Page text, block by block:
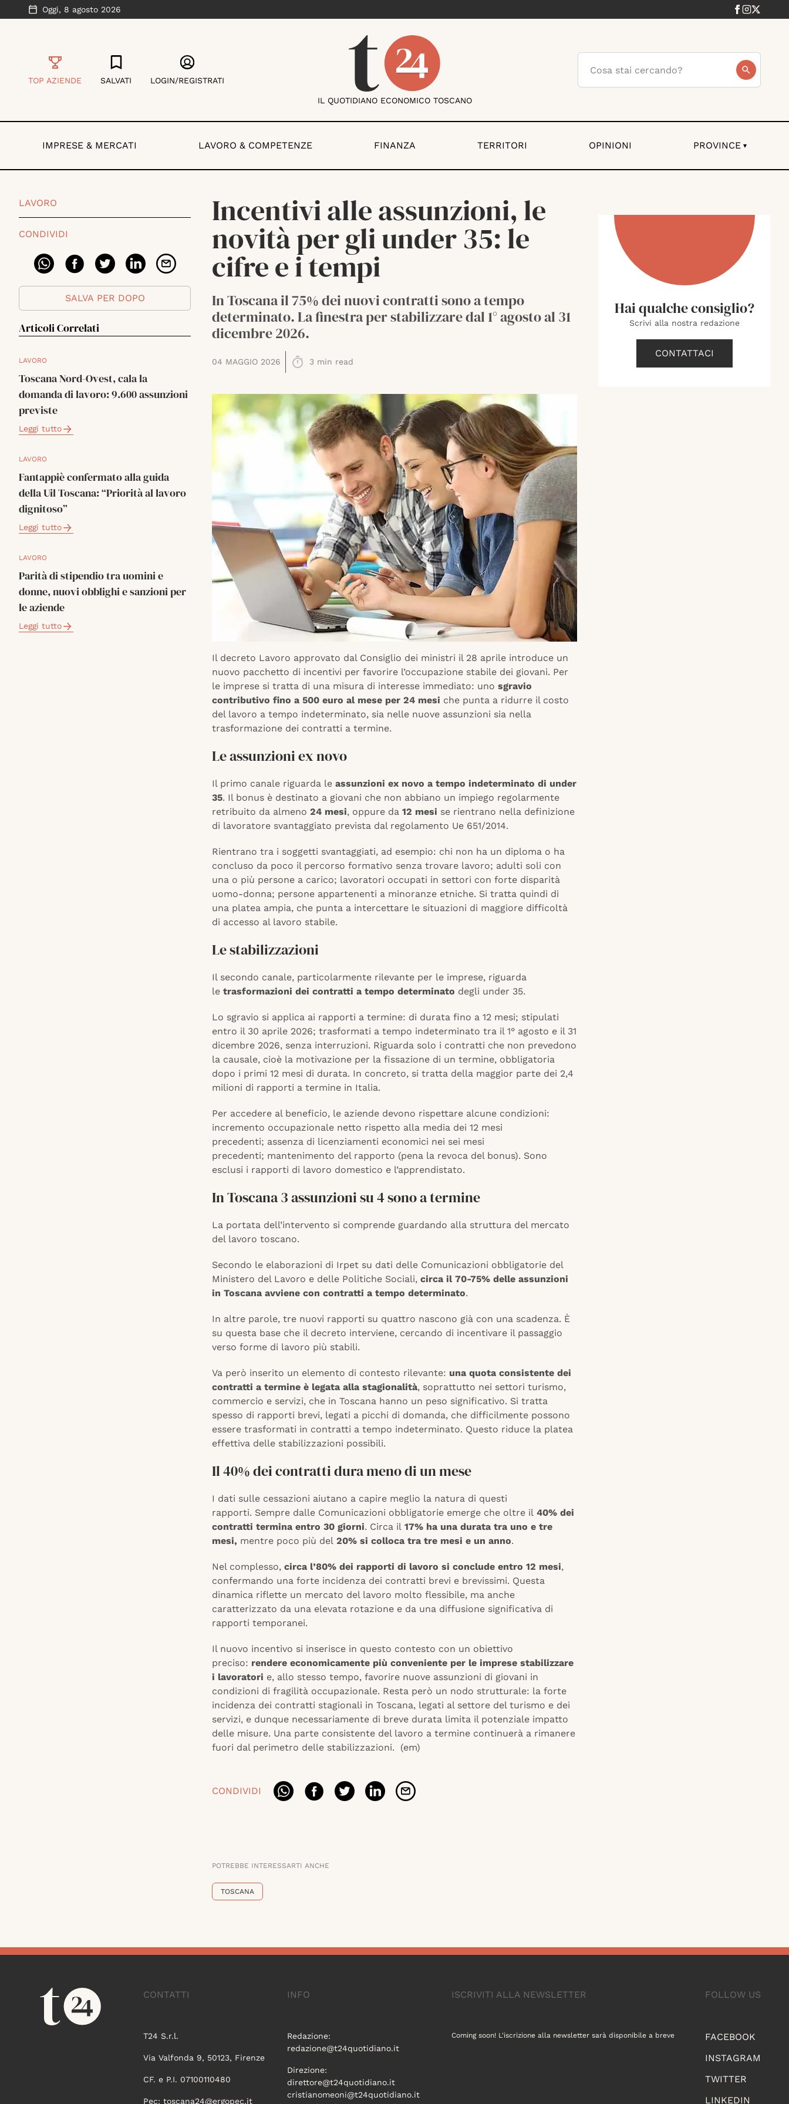
Oggi, 8 agosto 2026
TOP AZIENDE SALVATI LOGIN/REGISTRATI
IL QUOTIDIANO ECONOMICO TOSCANO
IMPRESE & MERCATI LAVORO & COMPETENZE FINANZA TERRITORI OPINIONI PROVINCE ▾
LAVORO
CONDIVIDI
SALVA PER DOPO
Articoli Correlati
LAVORO
Toscana Nord-Ovest, cala la
domanda di lavoro: 9.600 assunzioni
previste
Leggi tutto
LAVORO
Fantappiè confermato alla guida
della Uil Toscana: “Priorità al lavoro
dignitoso”
Leggi tutto
LAVORO
Parità di stipendio tra uomini e
donne, nuovi obblighi e sanzioni per
le aziende
Leggi tutto
Incentivi alle assunzioni, le
novità per gli under 35: le
cifre e i tempi
In Toscana il 75% dei nuovi contratti sono a tempo
determinato. La finestra per stabilizzare dal 1° agosto al 31
dicembre 2026.
04 MAGGIO 2026 3 min read
Il decreto Lavoro approvato dal Consiglio dei ministri il 28 aprile introduce un
nuovo pacchetto di incentivi per favorire l’occupazione stabile dei giovani. Per
le imprese si tratta di una misura di interesse immediato: uno sgravio
contributivo fino a 500 euro al mese per 24 mesi che punta a ridurre il costo
del lavoro a tempo indeterminato, sia nelle nuove assunzioni sia nella
trasformazione dei contratti a termine.
Le assunzioni ex novo
Il primo canale riguarda le assunzioni ex novo a tempo indeterminato di under
35. Il bonus è destinato a giovani che non abbiano un impiego regolarmente
retribuito da almeno 24 mesi, oppure da 12 mesi se rientrano nella definizione
di lavoratore svantaggiato prevista dal regolamento Ue 651/2014.
Rientrano tra i soggetti svantaggiati, ad esempio: chi non ha un diploma o ha
concluso da poco il percorso formativo senza trovare lavoro; adulti soli con
una o più persone a carico; lavoratori occupati in settori con forte disparità
uomo-donna; persone appartenenti a minoranze etniche. Si tratta quindi di
una platea ampia, che punta a intercettare le situazioni di maggiore difficoltà
di accesso al lavoro stabile.
Le stabilizzazioni
Il secondo canale, particolarmente rilevante per le imprese, riguarda
le trasformazioni dei contratti a tempo determinato degli under 35.
Lo sgravio si applica ai rapporti a termine: di durata fino a 12 mesi; stipulati
entro il 30 aprile 2026; trasformati a tempo indeterminato tra il 1° agosto e il 31
dicembre 2026, senza interruzioni. Riguarda solo i contratti che non prevedono
la causale, cioè la motivazione per la fissazione di un termine, obbligatoria
dopo i primi 12 mesi di durata. In concreto, si tratta della maggior parte dei 2,4
milioni di rapporti a termine in Italia.
Per accedere al beneficio, le aziende devono rispettare alcune condizioni:
incremento occupazionale netto rispetto alla media dei 12 mesi
precedenti; assenza di licenziamenti economici nei sei mesi
precedenti; mantenimento del rapporto (pena la revoca del bonus). Sono
esclusi i rapporti di lavoro domestico e l’apprendistato.
In Toscana 3 assunzioni su 4 sono a termine
La portata dell’intervento si comprende guardando alla struttura del mercato
del lavoro toscano.
Secondo le elaborazioni di Irpet su dati delle Comunicazioni obbligatorie del
Ministero del Lavoro e delle Politiche Sociali, circa il 70-75% delle assunzioni
in Toscana avviene con contratti a tempo determinato.
In altre parole, tre nuovi rapporti su quattro nascono già con una scadenza. È
su questa base che il decreto interviene, cercando di incentivare il passaggio
verso forme di lavoro più stabili.
Va però inserito un elemento di contesto rilevante: una quota consistente dei
contratti a termine è legata alla stagionalità, soprattutto nei settori turismo,
commercio e servizi, che in Toscana hanno un peso significativo. Si tratta
spesso di rapporti brevi, legati a picchi di domanda, che difficilmente possono
essere trasformati in contratti a tempo indeterminato. Questo riduce la platea
effettiva delle stabilizzazioni possibili.
Il 40% dei contratti dura meno di un mese
I dati sulle cessazioni aiutano a capire meglio la natura di questi
rapporti. Sempre dalle Comunicazioni obbligatorie emerge che oltre il 40% dei
contratti termina entro 30 giorni. Circa il 17% ha una durata tra uno e tre
mesi, mentre poco più del 20% si colloca tra tre mesi e un anno.
Nel complesso, circa l’80% dei rapporti di lavoro si conclude entro 12 mesi,
confermando una forte incidenza dei contratti brevi e brevissimi. Questa
dinamica riflette un mercato del lavoro molto flessibile, ma anche
caratterizzato da una elevata rotazione e da una diffusione significativa di
rapporti temporanei.
Il nuovo incentivo si inserisce in questo contesto con un obiettivo
preciso: rendere economicamente più conveniente per le imprese stabilizzare
i lavoratori e, allo stesso tempo, favorire nuove assunzioni di giovani in
condizioni di fragilità occupazionale. Resta però un nodo strutturale: la forte
incidenza dei contratti stagionali in Toscana, legati al settore del turismo e dei
servizi, e dunque necessariamente di breve durata limita il potenziale impatto
delle misure. Una parte consistente del lavoro a termine continuerà a rimanere
fuori dal perimetro delle stabilizzazioni. (em)
CONDIVIDI
POTREBBE INTERESSARTI ANCHE
TOSCANA
Hai qualche consiglio?
Scrivi alla nostra redazione
CONTATTACI
CONTATTI
T24 S.r.l.
Via Valfonda 9, 50123, Firenze
CF. e P.I. 07100110480
Pec: toscana24@ergopec.it
INFO
Redazione:
redazione@t24quotidiano.it
Direzione:
direttore@t24quotidiano.it
cristianomeoni@t24quotidiano.it
FOLLOW US
FACEBOOK
INSTAGRAM
TWITTER
LINKEDIN
ISCRIVITI ALLA NEWSLETTER
Coming soon! L'iscrizione alla newsletter sarà disponibile a breve